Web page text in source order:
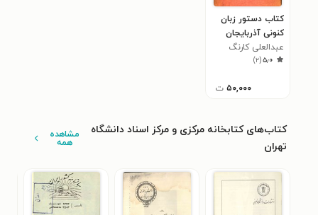
کتاب دستور زبان
کنونی آذربایجان
عبدالعلی کارنگ
۵٫۰(۲)
۵۰,۰۰۰ ت
کتاب‌های کتابخانه مرکزی و مرکز اسناد دانشگاه
تهران
مشاهده
همه